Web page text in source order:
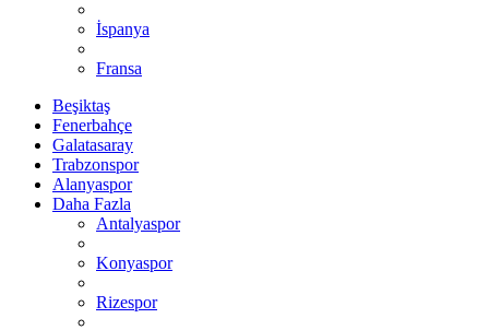
İspanya
Fransa
Beşiktaş
Fenerbahçe
Galatasaray
Trabzonspor
Alanyaspor
Daha Fazla
Antalyaspor
Konyaspor
Rizespor